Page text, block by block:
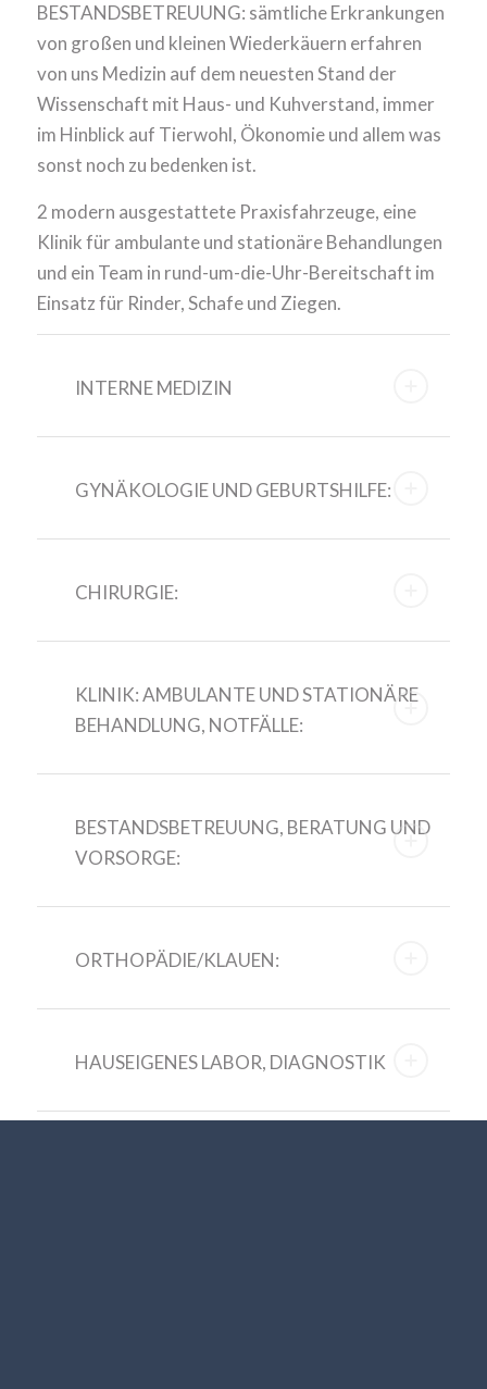
BESTANDSBETREUUNG: sämtliche Erkrankungen
von großen und kleinen Wiederkäuern erfahren
von uns Medizin auf dem neuesten Stand der
Wissenschaft mit Haus- und Kuhverstand, immer
im Hinblick auf Tierwohl, Ökonomie und allem was
sonst noch zu bedenken ist.
2 modern ausgestattete Praxisfahrzeuge, eine
Klinik für ambulante und stationäre Behandlungen
und ein Team in rund-um-die-Uhr-Bereitschaft im
Einsatz für Rinder, Schafe und Ziegen.
INTERNE MEDIZIN
GYNÄKOLOGIE UND GEBURTSHILFE:
CHIRURGIE:
KLINIK: AMBULANTE UND STATIONÄRE
BEHANDLUNG, NOTFÄLLE:
BESTANDSBETREUUNG, BERATUNG UND
VORSORGE:
ORTHOPÄDIE/KLAUEN:
HAUSEIGENES LABOR, DIAGNOSTIK